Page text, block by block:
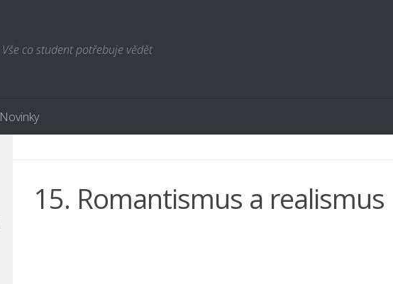
Vše co student potřebuje vědět
Novinky
15. Romantismus a realismus